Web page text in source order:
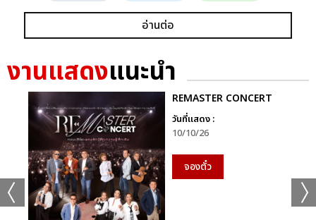
อ่านต่อ
งานแสดงแนะนำ
REMASTER CONCERT
วันที่แสดง :
10/10/26
จองตั๋ว